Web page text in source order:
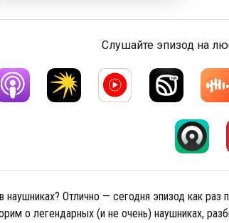
Слушайте эпизод на
наушниках? Отлично — сегодня эпизод как раз
о легендарных (и не очень) наушниках,